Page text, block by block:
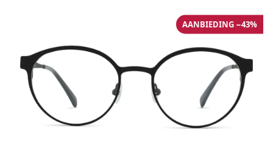
AANBIEDING −43%